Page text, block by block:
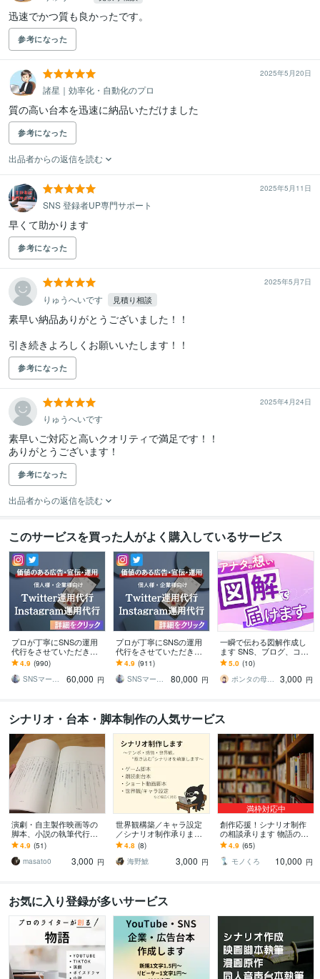
迅速でかつ質も良かったです。
参考になった
2025年5月20日
諸星｜効率化・自動化のプロ
質の高い台本を迅速に納品いただけました
参考になった
出品者からの返信を読む
2025年5月11日
SNS 登録者UP専門サポート
早くて助かります
参考になった
2025年5月7日
りゅうへいです 見積り相談
素早い納品ありがとうございました！！
引き続きよろしくお願いいたします！！
参考になった
2025年4月24日
りゅうへいです
素早いご対応と高いクオリティで満足です！！
ありがとうございます！
参考になった
出品者からの返信を読む
このサービスを買った人がよく購入しているサービス
プロが丁寧にSNSの運用
代行をさせていただきま
す Twitter運用代行サービ
ス
4.9 (990)
SNSマーケティング「かりん」AsoBi
60,000 円
プロが丁寧にSNSの運用
代行をさせていただきま
す Instagram運用代行サー
ビス
4.9 (911)
SNSマーケティング「かりん」AsoBi
80,000 円
一瞬で伝わる図解作成し
ます SNS、ブログ、コン
テンツに使える図解作り
ます
5.0 (10)
ポンタの母｜文章＆画像で集客応援
3,000 円
シナリオ・台本・脚本制作の人気サービス
演劇・自主製作映画等の
脚本、小説の執筆代行し
ます 内容等の希望、演目
時間や納期など柔軟に相
談応じます。
4.9 (51)
masato0
3,000 円
世界観構築／キャラ設定
／シナリオ制作承ります
〜テンポ・感情・世界
観。惹き込むシナリオを
執筆します〜
4.8 (8)
海野鯱
3,000 円
満枠対応中
創作応援！シナリオ制作
の相談承ります 物語の展
開・構成・進め方に迷っ
ている方へ
4.9 (65)
モノくろ
10,000 円
お気に入り登録が多いサービス